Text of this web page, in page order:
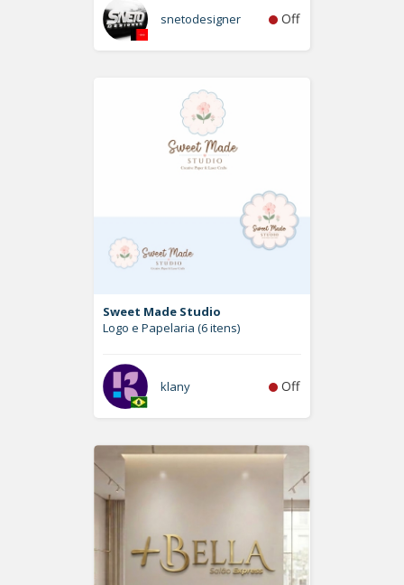
snetodesigner Off
Sweet Made Studio
Logo e Papelaria (6 itens)
klany Off